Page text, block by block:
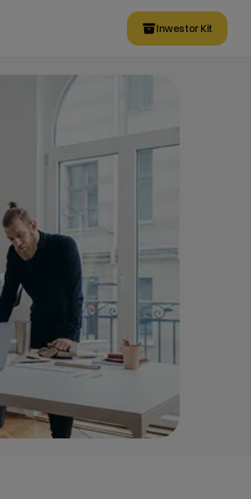
Inwestor Kit